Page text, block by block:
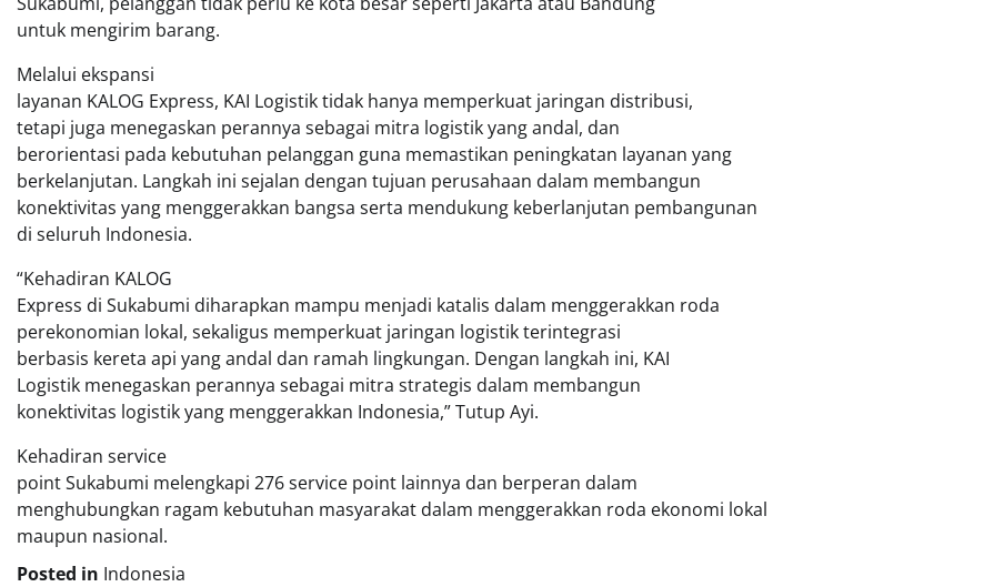
untuk mengirim barang.
Melalui ekspansi
layanan KALOG Express, KAI Logistik tidak hanya memperkuat jaringan distribusi,
tetapi juga menegaskan perannya sebagai mitra logistik yang andal, dan
berorientasi pada kebutuhan pelanggan guna memastikan peningkatan layanan yang
berkelanjutan. Langkah ini sejalan dengan tujuan perusahaan dalam membangun
konektivitas yang menggerakkan bangsa serta mendukung keberlanjutan pembangunan
di seluruh Indonesia.
“Kehadiran KALOG
Express di Sukabumi diharapkan mampu menjadi katalis dalam menggerakkan roda
perekonomian lokal, sekaligus memperkuat jaringan logistik terintegrasi
berbasis kereta api yang andal dan ramah lingkungan. Dengan langkah ini, KAI
Logistik menegaskan perannya sebagai mitra strategis dalam membangun
konektivitas logistik yang menggerakkan Indonesia,” Tutup Ayi.
Kehadiran service
point Sukabumi melengkapi 276 service point lainnya dan berperan dalam
menghubungkan ragam kebutuhan masyarakat dalam menggerakkan roda ekonomi lokal
maupun nasional.
Posted in Indonesia